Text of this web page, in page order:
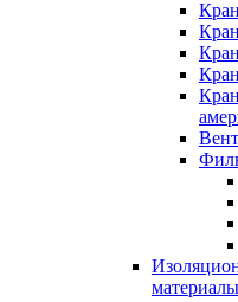
материалы